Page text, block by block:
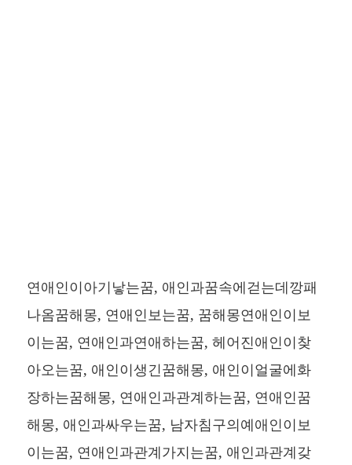
연애인이아기낳는꿈, 애인과꿈속에걷는데깡패
나옴꿈해몽, 연애인보는꿈, 꿈해몽연애인이보
이는꿈, 연애인과연애하는꿈, 헤어진애인이찾
아오는꿈, 애인이생긴꿈해몽, 애인이얼굴에화
장하는꿈해몽, 연애인과관계하는꿈, 연애인꿈
해몽, 애인과싸우는꿈, 남자침구의예애인이보
이는꿈, 연애인과관계가지는꿈, 애인과관계갖